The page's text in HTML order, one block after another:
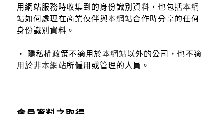
用網站服務時收集到的身份識別資料，也包括本網
站如何處理在商業伙伴與本網站合作時分享的任何
身份識別資料。
‧ 隱私權政策不適用於本網站以外的公司，也不適
用於非本網站所僱用或管理的人員。